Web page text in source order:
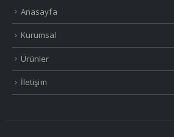
Anasayfa
Kurumsal
Ürünler
İletişim